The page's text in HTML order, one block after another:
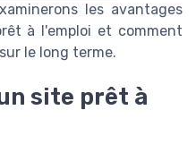
les avantages
à l'emploi et comment
le long terme.
site prêt à